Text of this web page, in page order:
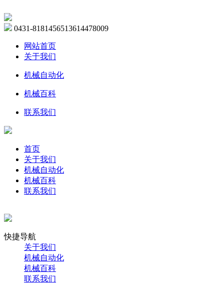
0431-8181456513614478009
网站首页
关于我们
机械自动化
机械百科
联系我们
首页
关于我们
机械自动化
机械百科
联系我们
快捷导航
关于我们
机械自动化
机械百科
联系我们